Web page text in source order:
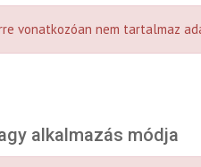
vonatkozóan nem tartalmaz
alkalmazás módja